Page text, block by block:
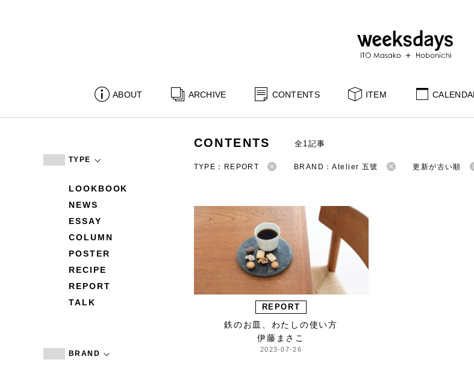
ABOUT ARCHIVE CONTENTS ITEM
TYPE
LOOKBOOK
NEWS
ESSAY
COLUMN
POSTER
RECIPE
REPORT
TALK
BRAND
CONTENTS 全1記事
TYPE：REPORT BRAND：Atelier 五號 更新が古い順
REPORT
鉄のお皿、わたしの使い方
伊藤まさこ
2023-07-26